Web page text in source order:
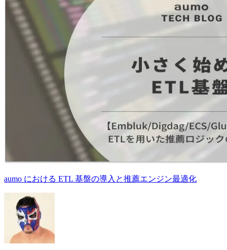
aumo における ETL 基盤の導入と推薦エンジン最適化